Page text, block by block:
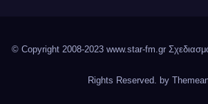
© Copyright 2008-2023 www.star-fm.gr
Rights Reserved. by